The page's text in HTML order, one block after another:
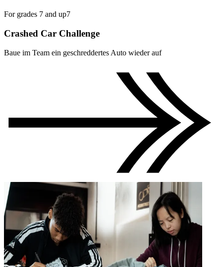
For grades 7 and up7
Crashed Car Challenge
Baue im Team ein geschreddertes Auto wieder auf